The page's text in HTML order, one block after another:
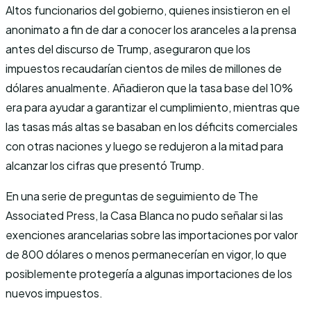
Altos funcionarios del gobierno, quienes insistieron en el
anonimato a fin de dar a conocer los aranceles a la prensa
antes del discurso de Trump, aseguraron que los
impuestos recaudarían cientos de miles de millones de
dólares anualmente. Añadieron que la tasa base del 10%
era para ayudar a garantizar el cumplimiento, mientras que
las tasas más altas se basaban en los déficits comerciales
con otras naciones y luego se redujeron a la mitad para
alcanzar los cifras que presentó Trump.
En una serie de preguntas de seguimiento de The
Associated Press, la Casa Blanca no pudo señalar si las
exenciones arancelarias sobre las importaciones por valor
de 800 dólares o menos permanecerían en vigor, lo que
posiblemente protegería a algunas importaciones de los
nuevos impuestos.